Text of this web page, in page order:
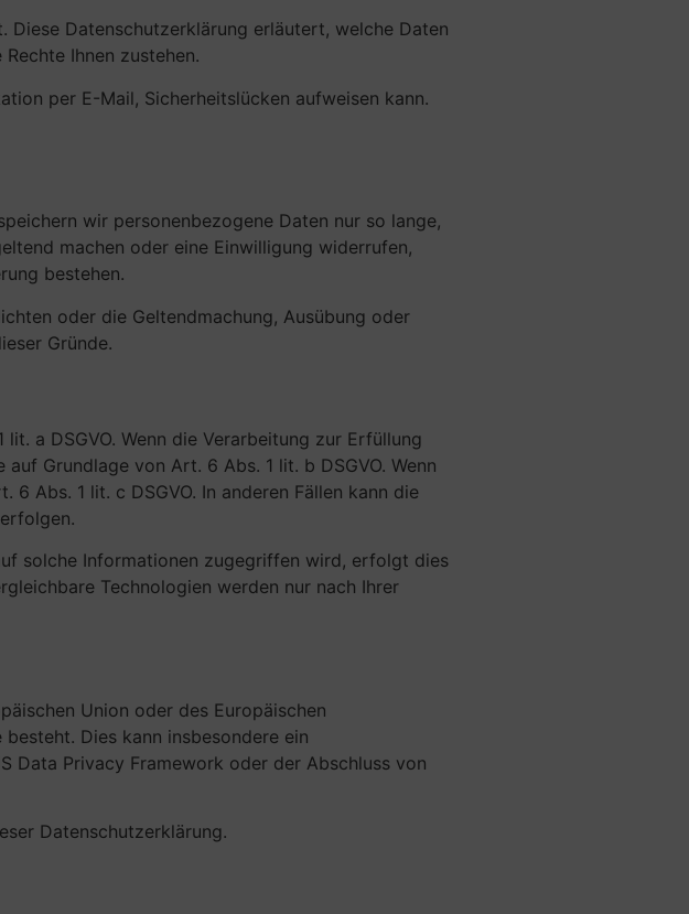
Diese Datenschutzerklärung erläutert, welche Daten
Ihnen zustehen.
per E-Mail, Sicherheitslücken aufweisen kann.
wir personenbezogene Daten nur so lange,
machen oder eine Einwilligung widerrufen,
bestehen.
oder die Geltendmachung, Ausübung oder
Gründe.
a DSGVO. Wenn die Verarbeitung zur Erfüllung
Grundlage von Art. 6 Abs. 1 lit. b DSGVO. Wenn
Abs. 1 lit. c DSGVO. In anderen Fällen kann die
solche Informationen zugegriffen wird, erfolgt dies
Technologien werden nur nach Ihrer
Union oder des Europäischen
Dies kann insbesondere ein
Data Privacy Framework oder der Abschluss von
Datenschutzerklärung.